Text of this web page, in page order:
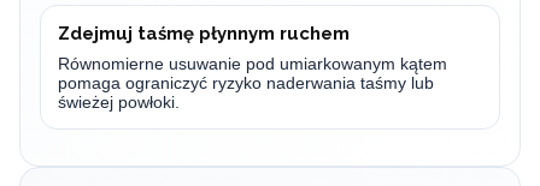
Zdejmuj taśmę płynnym ruchem
Równomierne usuwanie pod umiarkowanym kątem
pomaga ograniczyć ryzyko naderwania taśmy lub
świeżej powłoki.